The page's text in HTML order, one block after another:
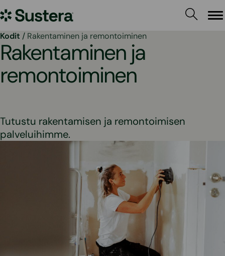
sisältöön
Sustera
Kodit / Rakentaminen ja remontoiminen
Rakentaminen ja
remontoiminen
Tutustu rakentamisen ja remontoimisen
palveluihimme.